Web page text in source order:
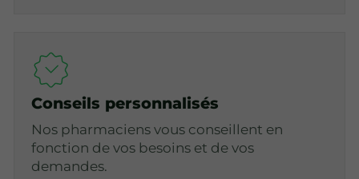
Conseils personnalisés
Nos pharmaciens vous conseillent en
fonction de vos besoins et de vos
demandes.